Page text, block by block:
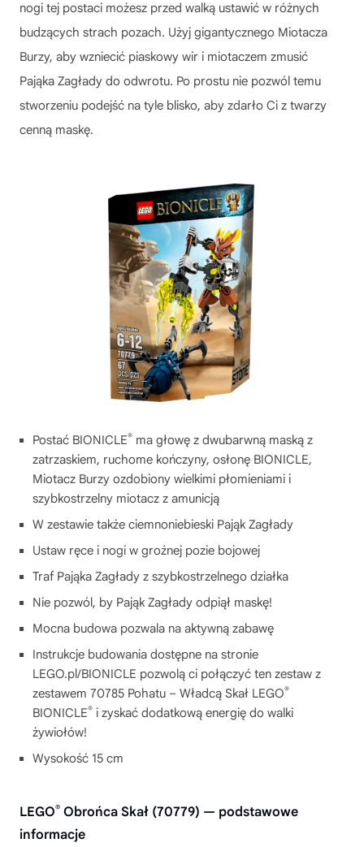
nogi tej postaci możesz przed walką ustawić w różnych
budzących strach pozach. Użyj gigantycznego Miotacza
Burzy, aby wzniecić piaskowy wir i miotaczem zmusić
Pająka Zagłady do odwrotu. Po prostu nie pozwól temu
stworzeniu podejść na tyle blisko, aby zdarło Ci z twarzy
cenną maskę.
Postać BIONICLE® ma głowę z dwubarwną maską z
zatrzaskiem, ruchome kończyny, osłonę BIONICLE,
Miotacz Burzy ozdobiony wielkimi płomieniami i
szybkostrzelny miotacz z amunicją
W zestawie także ciemnoniebieski Pająk Zagłady
Ustaw ręce i nogi w groźnej pozie bojowej
Traf Pająka Zagłady z szybkostrzelnego działka
Nie pozwól, by Pająk Zagłady odpiął maskę!
Mocna budowa pozwala na aktywną zabawę
Instrukcje budowania dostępne na stronie
LEGO.pl/BIONICLE pozwolą ci połączyć ten zestaw z
zestawem 70785 Pohatu – Władcą Skał LEGO®
BIONICLE® i zyskać dodatkową energię do walki
żywiołów!
Wysokość 15 cm
LEGO® Obrońca Skał (70779) — podstawowe
informacje